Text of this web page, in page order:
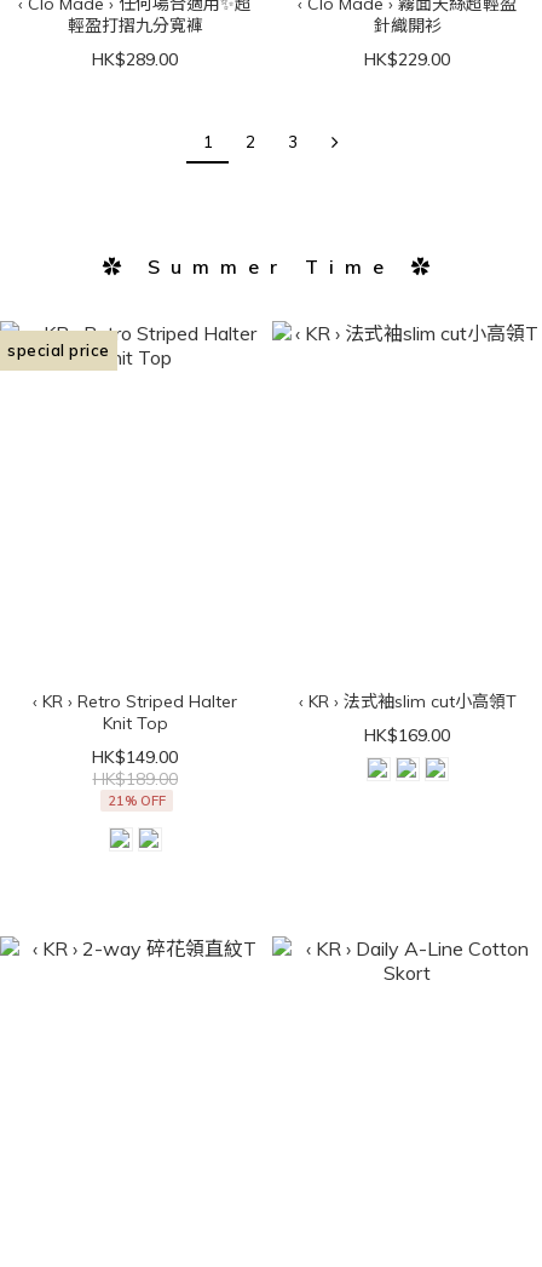
輕盈打摺九分寬褲
HK$289.00
針織開衫
HK$229.00
1 2 3
✿ Summer Time ✿
special price
‹ KR › Retro Striped Halter
Knit Top
HK$149.00
HK$189.00
21% OFF
‹ KR › 法式袖slim cut小高領T
HK$169.00